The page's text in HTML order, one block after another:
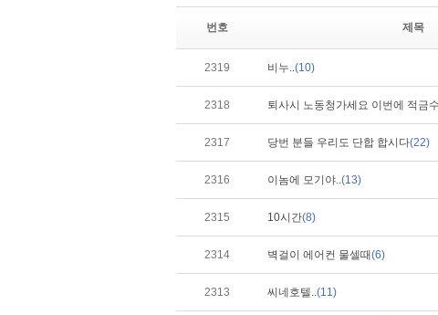
번호 제목
2319 비누..(10)
2318 퇴사시 노동청가세요 이번에 적금
2317 당번 분들 우리도 단합 합시다(22)
2316 이놈에 모기야..(13)
2315 10시간(8)
2314 벽걸이 에어컨 물셀때(6)
2313 씨네호텔..(11)